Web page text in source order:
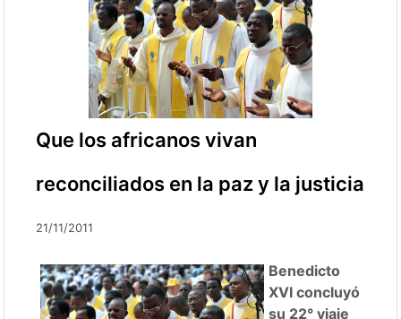
Que los africanos vivan
reconciliados en la paz y la justicia
21/11/2011
Benedicto
XVI concluyó
su 22° viaje